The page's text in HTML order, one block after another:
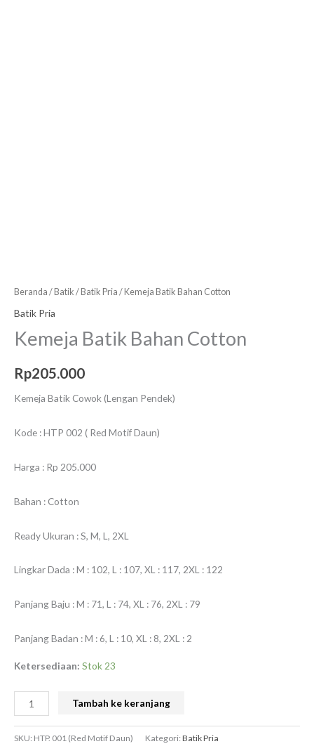
Beranda / Batik / Batik Pria / Kemeja Batik Bahan Cotton
Batik Pria
Kemeja Batik Bahan Cotton
Rp205.000
Kemeja Batik Cowok (Lengan Pendek)
Kode : HTP 002 ( Red Motif Daun)
Harga : Rp 205.000
Bahan : Cotton
Ready Ukuran : S, M, L, 2XL
Lingkar Dada : M : 102, L : 107, XL : 117, 2XL : 122
Panjang Baju : M : 71, L : 74, XL : 76, 2XL : 79
Panjang Badan : M : 6, L : 10, XL : 8, 2XL : 2
Ketersediaan: Stok 23
Tambah ke keranjang
SKU: HTP. 001 (Red Motif Daun) Kategori:Batik Pria